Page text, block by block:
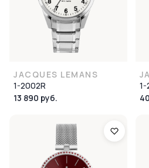
JACQUES LEMANS
1-2002R
13 890 руб.
1-